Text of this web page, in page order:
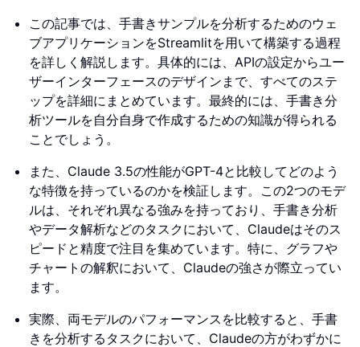
この記事では、手書きサンプルを分析するためのウェ
ブアプリケーションをStreamlitを用いて構築する過程
を詳しく解説します。具体的には、APIの設定からユー
ザーインターフェースのデザインまで、すべてのステ
ップを詳細にまとめています。最終的には、手書き分
析ツールを自分自身で作成するための知識が得られる
ことでしょう。
また、Claude 3.5の性能がGPT-4と比較してどのよう
な特徴を持っているのかを検証します。この2つのモデ
ルは、それぞれ異なる強みを持っており、手書き分析
やデータ解析などのタスクにおいて、Claudeはそのス
ピードと精度で注目を集めています。特に、グラフや
チャートの解釈において、Claudeの強さが際立ってい
ます。
実際、両モデルのパフォーマンスを比較すると、手書
きを分析するタスクにおいて、Claudeの方がわずかに